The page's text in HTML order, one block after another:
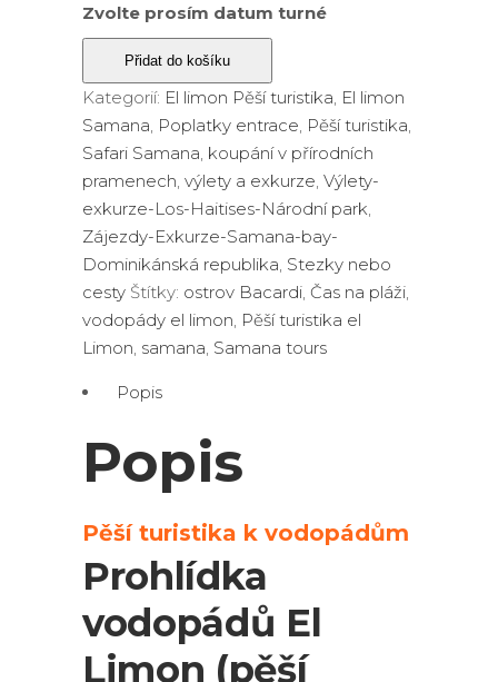
Zvolte prosím datum turné
Přidat do košíku
Kategorií: El limon Pěší turistika, El limon
Samana, Poplatky entrace, Pěší turistika,
Safari Samana, koupání v přírodních
pramenech, výlety a exkurze, Výlety-
exkurze-Los-Haitises-Národní park,
Zájezdy-Exkurze-Samana-bay-
Dominikánská republika, Stezky nebo
cesty Štítky: ostrov Bacardi, Čas na pláži,
vodopády el limon, Pěší turistika el
Limon, samana, Samana tours
Popis
Popis
Pěší turistika k vodopádům
Prohlídka
vodopádů El
Limon (pěší